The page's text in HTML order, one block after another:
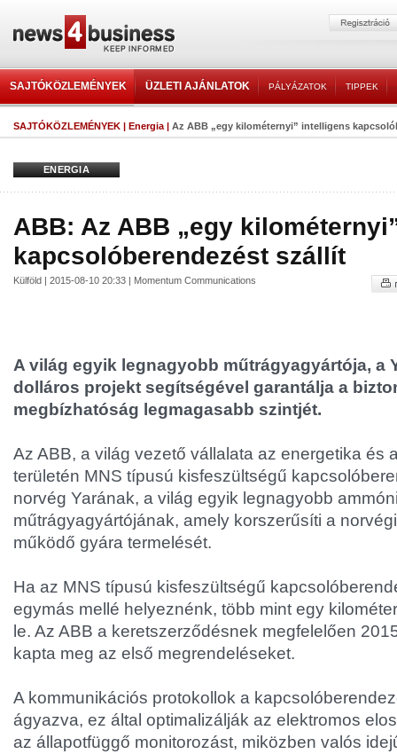
SAJTÓKÖZLEMÉNYEK ÜZLETI AJÁNLATOK PÁLYÁZATOK TIPPEK
SAJTÓKÖZLEMÉNYEK | Energia | Az ABB „egy kilométernyi” intelligens
ENERGIA
ABB: Az ABB „egy
kapcsolóberendezést szállít
Külföld | 2015-08-10 20:33 | Momentum Communications
A világ egyik legnagyobb műtrágyagyártója, a
dolláros projekt segítségével garantálja a
megbízhatóság legmagasabb szintjét.
Az ABB, a világ vezető vállalata az energetika és
területén MNS típusú kisfeszültségű
norvég Yarának, a világ egyik legnagyobb
műtrágyagyártójának, amely korszerűsíti a
működő gyára termelését.
Ha az MNS típusú kisfeszültségű
egymás mellé helyeznénk, több mint egy
le. Az ABB a keretszerződésnek megfelelően
kapta meg az első megrendeléseket.
A kommunikációs protokollok a
ágyazva, ez által optimalizálják az elektromos
az állapotfüggő monitorozást, miközben valós